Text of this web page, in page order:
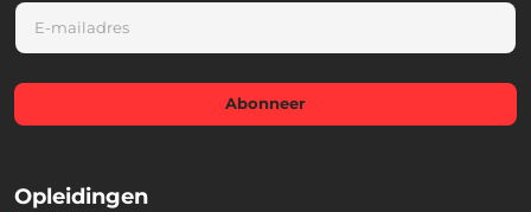
E
a
i
*
Abonneer
Opleidingen